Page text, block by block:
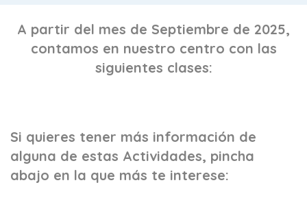
A partir del mes de Septiembre de 2025,
contamos en nuestro centro con las
siguientes clases:
Si quieres tener más información de
alguna de estas Actividades, pincha
abajo en la que más te interese: